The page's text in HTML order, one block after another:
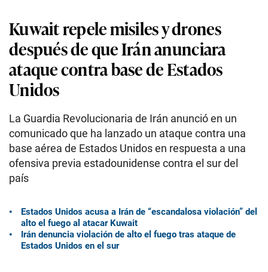
Kuwait repele misiles y drones
después de que Irán anunciara
ataque contra base de Estados
Unidos
La Guardia Revolucionaria de Irán anunció en un
comunicado que ha lanzado un ataque contra una
base aérea de Estados Unidos en respuesta a una
ofensiva previa estadounidense contra el sur del
país
Estados Unidos acusa a Irán de “escandalosa violación” del
alto el fuego al atacar Kuwait
Irán denuncia violación de alto el fuego tras ataque de
Estados Unidos en el sur